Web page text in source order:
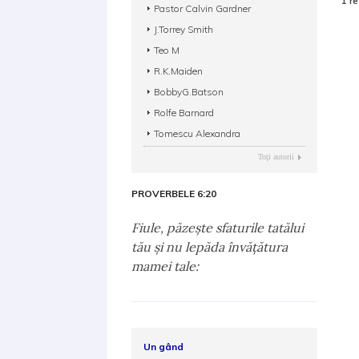
Pastor Calvin Gardner
J.Torrey Smith
Teo M
R.K.Maiden
BobbyG.Batson
Rolfe Barnard
Tomescu Alexandra
Toţi autorii
PROVERBELE 6:20
Fiule, păzeşte sfaturile tatălui
tău şi nu lepăda învăţătura
mamei tale:
Un gând